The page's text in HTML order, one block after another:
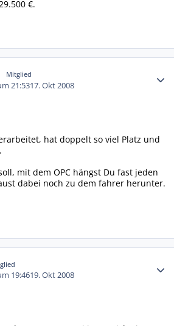
€.
Mitglied
21:5317. Okt 2008
hat doppelt so viel Platz und
mit dem OPC hängst Du fast jeden
dabei noch zu dem fahrer herunter.
19:4619. Okt 2008